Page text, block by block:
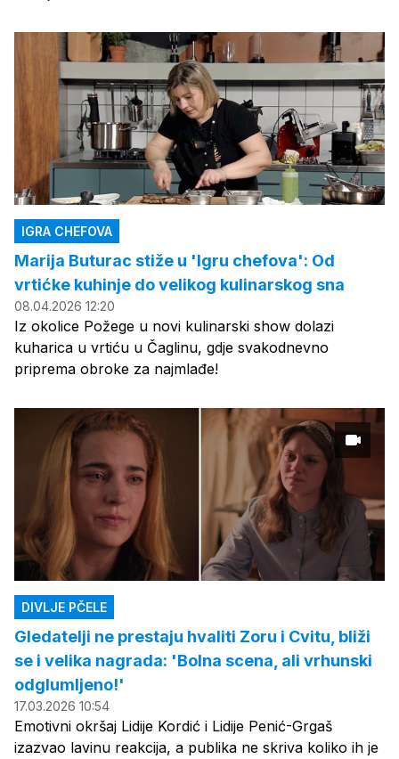
IGRA CHEFOVA
Marija Buturac stiže u 'Igru chefova': Od
vrtićke kuhinje do velikog kulinarskog sna
08.04.2026 12:20
Iz okolice Požege u novi kulinarski show dolazi
kuharica u vrtiću u Čaglinu, gdje svakodnevno
priprema obroke za najmlađe!
DIVLJE PČELE
Gledatelji ne prestaju hvaliti Zoru i Cvitu, bliži
se i velika nagrada: 'Bolna scena, ali vrhunski
odglumljeno!'
17.03.2026 10:54
Emotivni okršaj Lidije Kordić i Lidije Penić-Grgaš
izazvao lavinu reakcija, a publika ne skriva koliko ih je